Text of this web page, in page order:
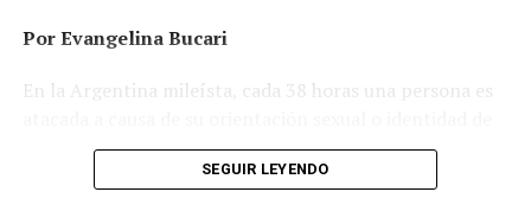
Por Evangelina Bucari
En la Argentina mileísta, cada 38 horas una persona es
género. En Cañuelas, un hombre le prendió fuego a la
casa de una pareja de lesbianas. En Recoleta, dos
SEGUIR LEYENDO